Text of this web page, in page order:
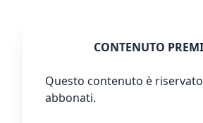
CONTENUTO
Questo contenuto è
abbonati.